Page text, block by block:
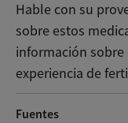
Hable con su
sobre estos
información sobre
experiencia de
Fuentes